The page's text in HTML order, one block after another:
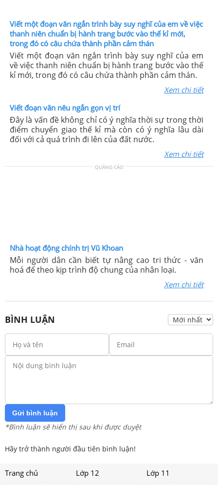
Viết một đoạn văn ngắn trình bày suy nghĩ của em về việc
thanh niên chuẩn bị hành trang bước vào thế kỉ mới,
trong đó có câu chứa thành phần cảm thán
Viết một đoạn văn ngắn trình bày suy nghĩ của em
về việc thanh niên chuẩn bị hành trang bước vào thế
kỉ mới, trong đó có câu chứa thành phần cảm thán.
Xem chi tiết
Viết đoạn văn nêu ngắn gọn vị trí
Đây là vấn đề không chỉ có ý nghĩa thời sự trong thời
điểm chuyển giao thế kỉ mà còn có ý nghĩa lâu dài
đối với cả quá trình đi lên của đất nước.
Xem chi tiết
QUẢNG CÁO
Nhà hoạt động chính trị Vũ Khoan
Mỗi người dân cần biết tự nâng cao tri thức - văn
hoá để theo kịp trình độ chung của nhân loại.
Xem chi tiết
BÌNH LUẬN
Gửi bình luận
*Bình luận sẽ hiển thị sau khi được duyệt
Hãy trở thành người đầu tiên bình luận!
Trang chủ Lớp 12
Lớp 11